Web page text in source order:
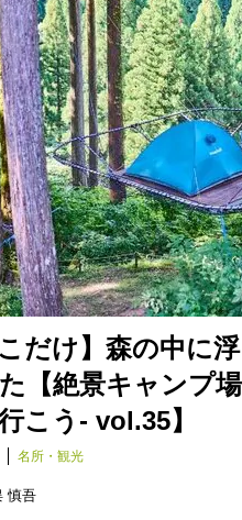
こだけ】森の中に
【絶景キャンプ
こう- vol.35】
名所・観光
慎吾